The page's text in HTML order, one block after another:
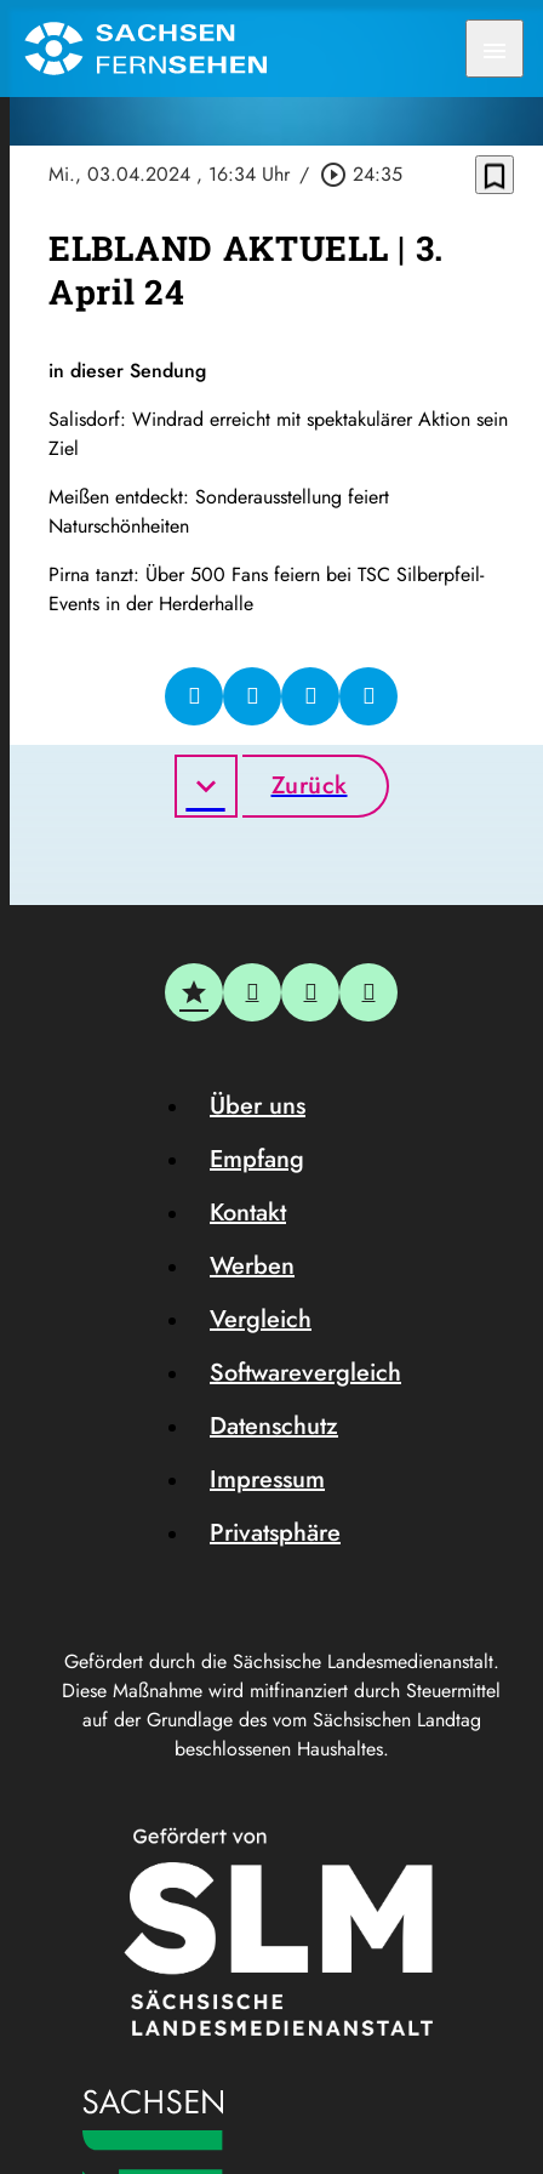
Mi., 03.04.2024 , 16:34 Uhr / play_circle_outline 24:35 bookmark_border
ELBLAND AKTUELL | 3.
April 24
in dieser Sendung
Salisdorf: Windrad erreicht mit spektakulärer Aktion sein
Ziel
Meißen entdeckt: Sonderausstellung feiert
Naturschönheiten
Pirna tanzt: Über 500 Fans feiern bei TSC Silberpfeil-
Events in der Herderhalle
Zurück
Gefördert durch die Sächsische Landesmedienanstalt.
Diese Maßnahme wird mitfinanziert durch Steuermittel
auf der Grundlage des vom Sächsischen Landtag
beschlossenen Haushaltes.
Über uns
Empfang
Kontakt
Werben
Vergleich
Softwarevergleich
Datenschutz
Impressum
Privatsphäre